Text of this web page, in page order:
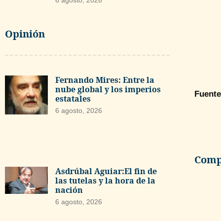
Opinión
Fernando Mires: Entre la
nube global y los imperios
estatales
6 agosto, 2026
Asdrúbal Aguiar:El fin de
las tutelas y la hora de la
nación
6 agosto, 2026